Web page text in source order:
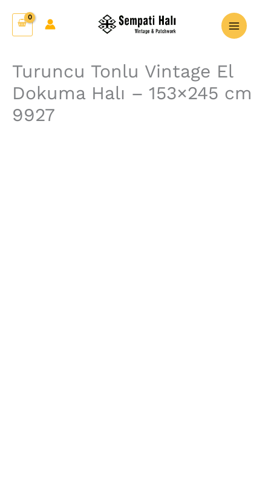
Turuncu Tonlu Vintage El
Dokuma Halı – 153×245 cm
9927
Tonlu
Vintage
Dokuma
Halı
153x245